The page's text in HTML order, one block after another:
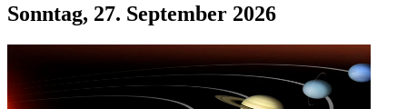
Sonntag, 27. September 2026